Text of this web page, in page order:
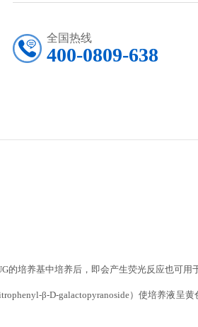
全国热线
400-0809-638
培养基中培养后，即会产生荧光反应也可用
β-D-galactopyranoside）使培养液